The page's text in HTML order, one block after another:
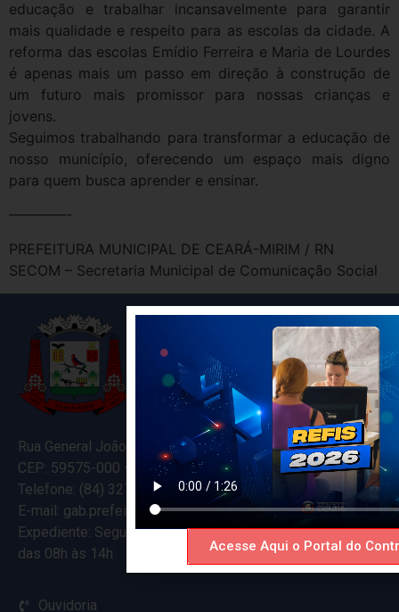
educação e trabalhar incansavelmente para garantir
mais qualidade e respeito para as escolas da cidade. A
reforma das escolas Emídio Ferreira e Maria de Lourdes
é apenas mais um passo em direção à construção de
um futuro mais promissor para nossas crianças e
jovens.
Seguimos trabalhando para transformar a educação de
nosso município, oferecendo um espaço mais digno
para quem busca aprender e ensinar.
————-
PREFEITURA MUNICIPAL DE CEARÁ-MIRIM / RN
SECOM – Secretaria Municipal de Comunicação Social
Rua General João Varela, 635
CEP: 59575-000 – Ceará-Mirim – RN
Telefone: (84) 3274-5916
E-mail: gab.prefeitocearamirim@gmail.com
Expediente: Segunda à Sexta
das 08h às 14h
Ouvidoria
Acesse Aqui o Portal do